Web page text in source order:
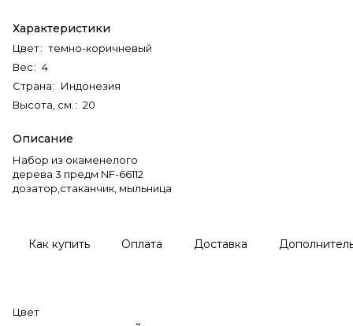
Характеристики
Цвет: темно-коричневый
Вес: 4
Страна: Индонезия
Высота, см. : 20
Описание
Набор из окаменелого
дерева 3 предм NF-66112
дозатор,стаканчик, мыльница
Как купить Оплата Доставка
Цвет